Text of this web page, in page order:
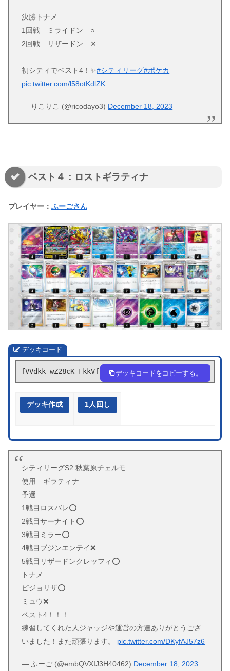
決勝トナメ
1回戦 ミライドン ○
2回戦 リザードン ✕
初シティでベスト4！✨️#シティリーグ#ポケカ
pic.twitter.com/l58otKdlZK
— りこりこ (@ricodayo3) December 18, 2023
ベスト４：ロストギラティナ
プレイヤー： ふーごさん
デッキコード
fVVdkk-wZ28cK-FkkVfb デッキコードをコピーする。
デッキ作成 1人回し
シティリーグS2 秋葉原チェルモ
使用 ギラティナ
予選
1戦目ロスバレ⭕️
2戦目サーナイト⭕️
3戦目ミラー⭕️
4戦目ブジンエンテイ❌
5戦目リザードンクレッフィ⭕️
トナメ
ピジョリザ⭕️
ミュウ❌
ベスト4！！！
練習してくれた人ジャッジや運営の方達ありがとうござ
いました！また頑張ります。 pic.twitter.com/DKyfAJ57z6
— ふーご (@embQVXIJ3H40462) December 18, 2023